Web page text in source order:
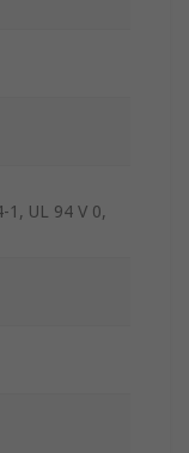
1, UL 94 V 0,